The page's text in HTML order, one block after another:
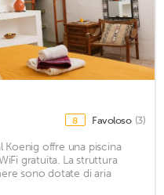
8 Favoloso (3)
Koenig offre una piscina
gratuita. La struttura
sono dotate di aria